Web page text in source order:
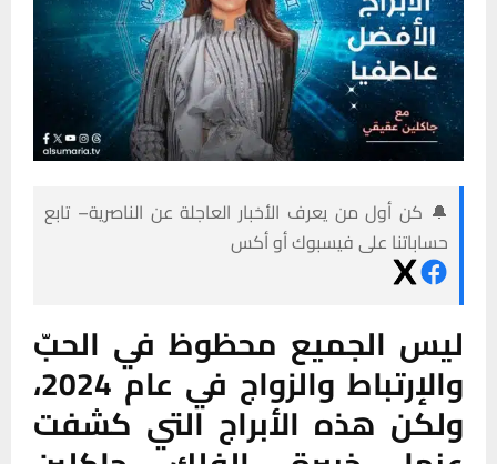
🔔 كن أول من يعرف الأخبار العاجلة عن الناصرية– تابع
حساباتنا على فيسبوك أو أكس
ليس الجميع محظوظ في الحبّ
والإرتباط والزواج في عام 2024،
ولكن هذه الأبراج التي كشفت